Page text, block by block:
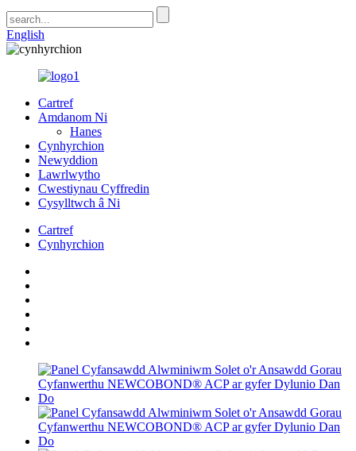
English
Cartref
Amdanom Ni
Hanes
Cynhyrchion
Newyddion
Lawrlwytho
Cwestiynau Cyffredin
Cysylltwch â Ni
Cartref
Cynhyrchion